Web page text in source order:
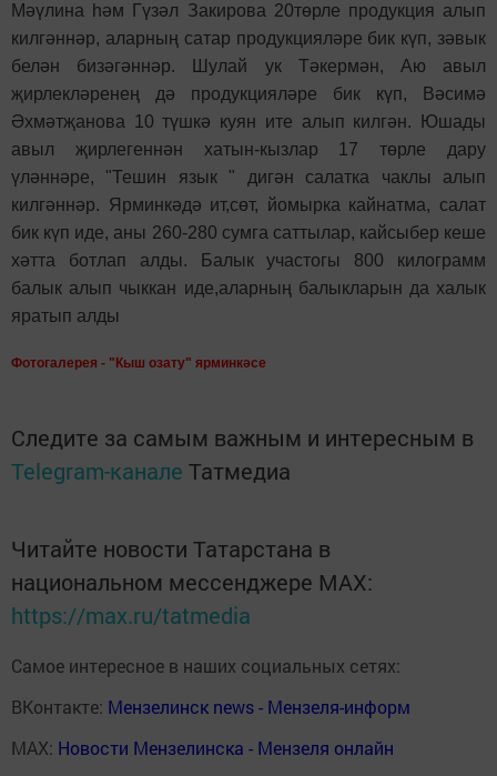
Мәүлина һәм Гүзәл Закирова 20төрле продукция алып
килгәннәр, аларның сатар продукцияләре бик күп, зәвык
белән бизәгәннәр. Шулай ук Тәкермән, Аю авыл
җирлекләренең дә продукцияләре бик күп, Вәсимә
Әхмәтҗанова 10 түшкә куян ите алып килгән. Юшады
авыл җирлегеннән хатын-кызлар 17 төрле дару
үләннәре, "Тешин язык " дигән салатка чаклы алып
килгәннәр. Ярминкәдә ит,сөт, йомырка кайнатма, салат
бик күп иде, аны 260-280 сумга саттылар, кайсыбер кеше
хәтта ботлап алды. Балык участогы 800 килограмм
балык алып чыккан иде,аларның балыкларын да халык
яратып алды
Фотогалерея - "Кыш озату" ярминкәсе
Следите за самым важным и интересным в
Telegram-канале Татмедиа
Читайте новости Татарстана в
национальном мессенджере MАХ:
https://max.ru/tatmedia
Самое интересное в наших социальных сетях:
ВКонтакте: Мензелинск news - Мензеля-информ
MAX: Новости Мензелинска - Мензеля онлайн